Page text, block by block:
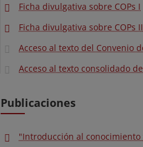
Ficha divulgativa sobre COPs I
Ficha divulgativa sobre COPs II
Acceso al texto del Convenio
Acceso al texto consolidado
Publicaciones
"Introducción al